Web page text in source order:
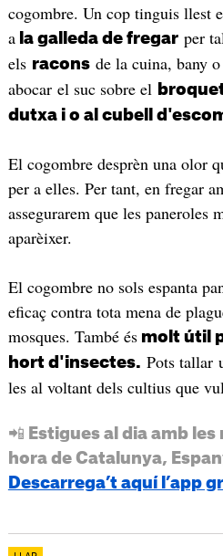
cogombre. Un cop tinguis llest
a la galleda de fregarper
els raconsde la cuina, bany
abocar el suc sobre el
dutxa i o al cubell
El cogombre desprèn una olor
per a elles. Per tant, en fregar
assegurarem que les paneroles
aparèixer.
El cogombre no sols espanta
eficaç contra tota mena de
mosques. També ésmolt útil
hort d'insectes. Pots tallar
les al voltant dels cultius que
📲 Estigues al dia amb
hora de Catalunya,
Descarrega’t aquí l’app